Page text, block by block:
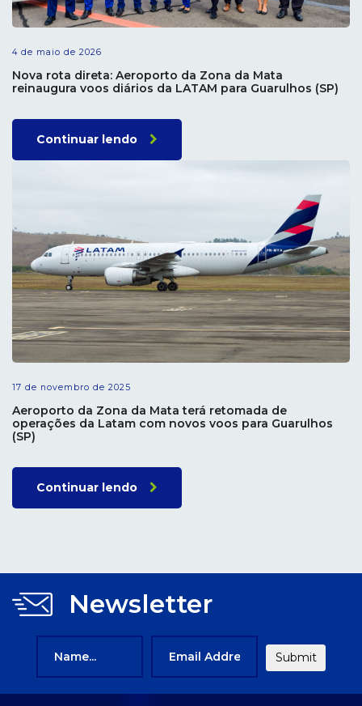
4 de maio de 2026
Nova rota direta: Aeroporto da Zona da Mata
reinaugura voos diários da LATAM para Guarulhos (SP)
Continuar lendo
17 de novembro de 2025
Aeroporto da Zona da Mata terá retomada de
operações da Latam com novos voos para Guarulhos
(SP)
Continuar lendo
Newsletter